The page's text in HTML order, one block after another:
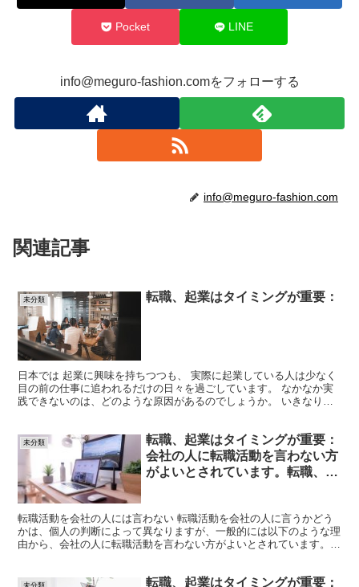
Pocket LINE
info@meguro-fashion.comをフォローする
info@meguro-fashion.com
関連記事
未分類 転職、起業はタイミングが重要：
日本では 起業に興味を持ちつつも、 実際に起業している人は少なく
目の前の仕事に追われるだけの日々を過ごしています。 なかなか実
践できないのは、どのような原因があるのでしょうか。 いきなり起
未分類
転職、起業はタイミングが重要：
会社の人に転職活動を言わない方
がよいとされています。転職、起
転職活動を会社の人には言わない 転職活動を会社の人に言うかどう
かは、個人の判断によって異なりますが、一般的には以下のような理
由から、会社の人に転職活動を言わない方がよいとされています。
未分類 転職、起業はタイミングが重要：